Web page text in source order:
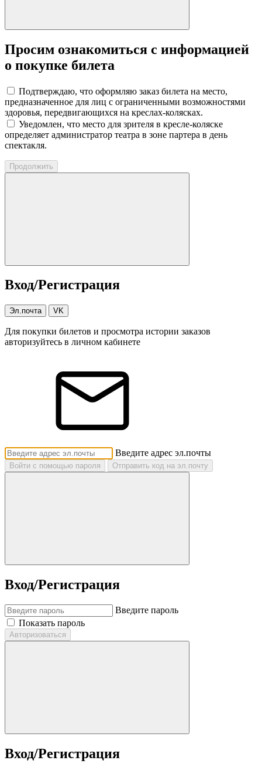
Просим ознакомиться с информацией
о покупке билета
Подтверждаю, что оформляю заказ билета на место,
предназначенное для лиц с ограниченными возможностями
здоровья, передвигающихся на креслах-колясках.
Уведомлен, что место для зрителя в кресле-коляске
определяет администратор театра в зоне партера в день
спектакля.
Продолжить
Вход/Регистрация
Эл.почта VK
Для покупки билетов и просмотра истории заказов
авторизуйтесь в личном кабинете
Введите адрес эл.почты
Войти с помощью пароля Отправить код на эл.почту
Вход/Регистрация
Введите пароль
Показать пароль
Авторизоваться
Вход/Регистрация